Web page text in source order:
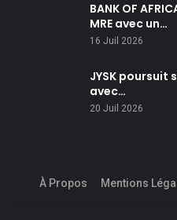
BANK OF
MRE avec un…
16 Juil 2026
JYSK poursuit
avec…
20 Juil 2026
À Propos Mentions